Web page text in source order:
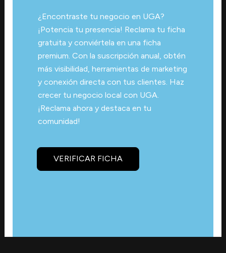
¿Encontraste tu negocio en UGA?
¡Potencia tu presencia! Reclama tu ficha
gratuita y conviértela en una ficha
premium. Con la suscripción anual, obtén
más visibilidad, herramientas de marketing
y conexión directa con tus clientes. Haz
crecer tu negocio local con UGA.
¡Reclama ahora y destaca en tu
comunidad!
VERIFICAR FICHA